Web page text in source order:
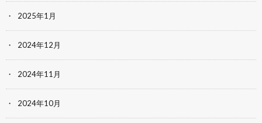
2025年1月
2024年12月
2024年11月
2024年10月